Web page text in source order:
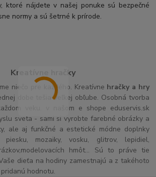
ktoré nájdete v našej ponuke sú bezpečné
normy a sú šetrné k prírode.
Kreatívne hračky
niečo pre každého. Kreatívne hračky a hry
dobe tešia veľkej obľube. Osobná tvorba
veku. v našom e shope eduservis.sk
sveta - sami si vyrobte farebné obrázky a
ale aj funkčné a estetické módne doplnky
piesku, mozaiky, vosku, glitrov, lepidiel,
hmôt... Sú to práve tie
dieťa na hodiny zamestnajú a z takéhoto
hodnotu.